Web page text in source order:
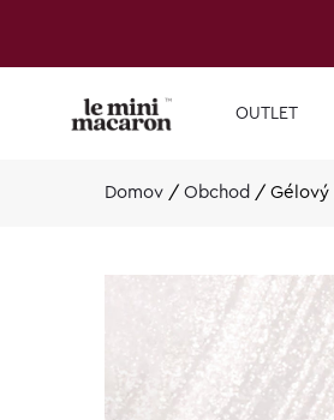
OUTLET
Domov / Obchod / Gélový